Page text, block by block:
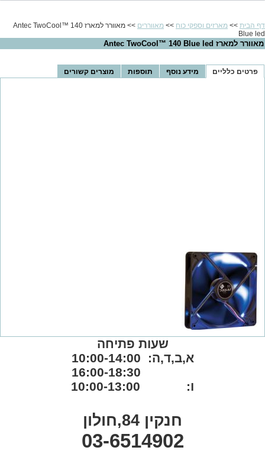
דף הבית >> מארזים וספקי כוח >> מאווררים
>> מאוורר למארז Antec TwoCool™ 140
Blue led
מאוורר למארז Antec TwoCool™ 140 Blue led
פרטים כלליים מידע נוסף תוספות מוצרים קשורים
שעות פתיחה
א,ב,ד,ה: 10:00-14:00
ו: 10:00-13:00
חנקין 84,חולון
03-6514902